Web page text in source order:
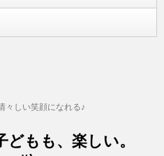
々しい笑顔になれる♪
もも、楽しい。